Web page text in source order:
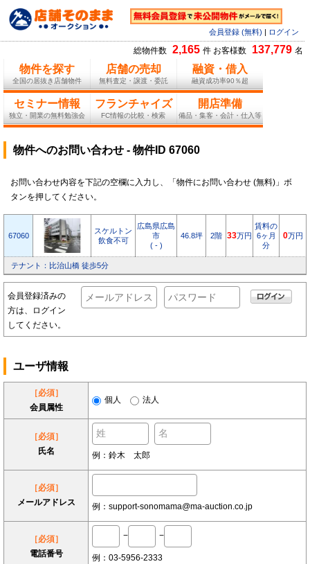
会員登録 (無料) ログイン
総物件数 2,165 件 お客様数 137,779 名
物件を探す
全国の居抜き店舗物件
店舗の売却
無料査定・譲渡・委託
融資・借入
融資成功率90％超
セミナー情報
独立・開業の無料勉強会
フランチャイズ
FC情報の比較・検索
開店準備
備品・集客・会計・仕入等
物件へのお問い合わせ - 物件ID 67060
お問い合わせ内容を下記の空欄に入力し、「物件にお問い合わせ (無料)」ボ
タンを押してください。
67060
スケルトン
飲食不可
広島県広島
市
( - )
46.8坪 2階 33万円
賃料の
6ヶ月
分
0万円
テナント：比治山橋 徒歩5分
会員登録済みの
方は、ログイン
してください。
ユーザ情報
［必須］
会員属性
個人 法人
［必須］
氏名
例：鈴木 太郎
［必須］
メールアドレス
例：support-sonomama@ma-auction.co.jp
［必須］
電話番号
− −
例：03-5956-2333